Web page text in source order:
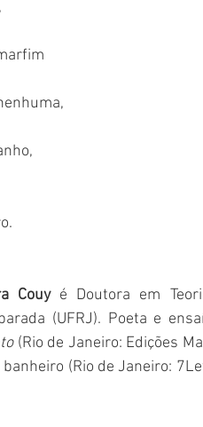
Couy é Doutora em
(UFRJ). Poeta e
(Rio de Janeiro: Edições
(Rio de Janeiro: